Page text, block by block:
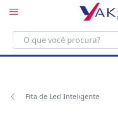
Fita de Led Inteligente